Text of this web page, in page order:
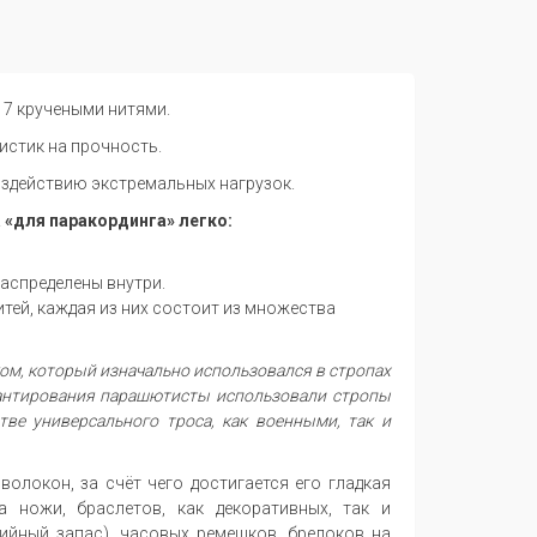
кручеными нитями.
на прочность.
экстремальных нагрузок.
паракординга» легко:
внутри.
каждая из них состоит из множества
который изначально использовался в стропах
парашютисты использовали стропы
универсального троса, как военными, так и
за счёт чего достигается его гладкая
ножи, браслетов, как декоративных, так и